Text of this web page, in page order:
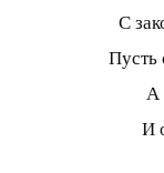
С
Пусть
А
И